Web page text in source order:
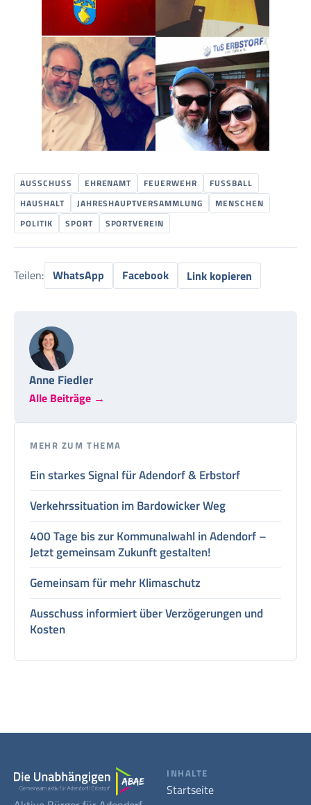
AUSSCHUSS EHRENAMT FEUERWEHR
FUSSBALL
HAUSHALT
JAHRESHAUPTVERSAMMLUNG
MENSCHEN
POLITIK
SPORT SPORTVEREIN
Teilen: WhatsApp Facebook Link kopieren
Anne Fiedler
Alle Beiträge →
MEHR ZUM THEMA
Ein starkes Signal für Adendorf & Erbstorf
Verkehrssituation im Bardowicker Weg
400 Tage bis zur Kommunalwahl in Adendorf –
Jetzt gemeinsam Zukunft gestalten!
Gemeinsam für mehr Klimaschutz
Ausschuss informiert über Verzögerungen und
Kosten
INHALTE
Startseite